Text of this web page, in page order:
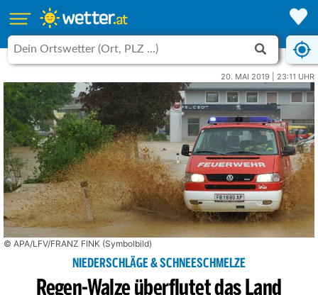
20. MAI 2019 | 23:11 UHR
© APA/LFV/FRANZ FINK (Symbolbild)
NIEDERSCHLÄGE & SCHNEESCHMELZE
Regen-Walze überflutet das Land